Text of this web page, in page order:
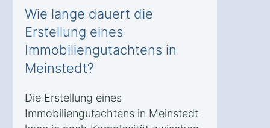
Wie lange dauert die
Erstellung eines
Immobiliengutachtens in
Meinstedt?
Die Erstellung eines
Immobiliengutachtens in Meinstedt